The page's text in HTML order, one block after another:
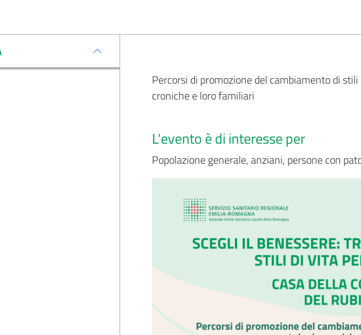
Percorsi di promozione del cambiamento di
croniche e loro familiari
L'evento è di interesse per
Popolazione generale, anziani, persone con